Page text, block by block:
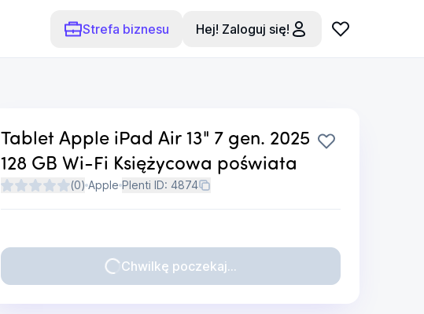
Strefa biznesu Hej! Zaloguj się!
Tablet Apple iPad Air 13" 7 gen. 2025
128 GB Wi-Fi Księżycowa poświata
(0) Apple Plenti ID: 4874
Chwilkę poczekaj...